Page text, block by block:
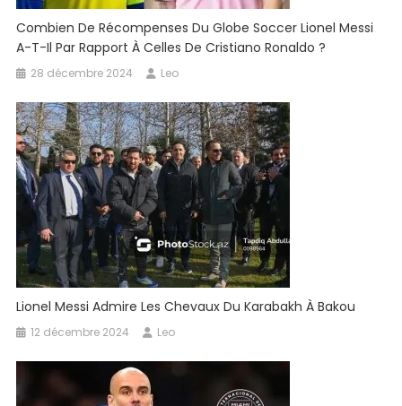
Combien De Récompenses Du Globe Soccer Lionel Messi
A-T-Il Par Rapport À Celles De Cristiano Ronaldo ?
28 décembre 2024 Leo
Lionel Messi Admire Les Chevaux Du Karabakh À Bakou
12 décembre 2024 Leo